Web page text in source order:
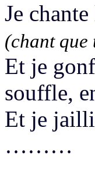
Je
(chant que
Et je
souffle,
Et je
………